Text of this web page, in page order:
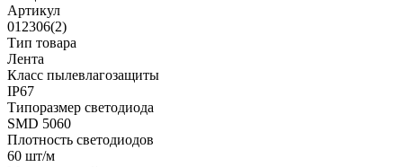
Артикул
012306(2)
Тип товара
Лента
Класс пылевлагозащиты
IP67
Типоразмер светодиода
SMD 5060
Плотность светодиодов
60 шт/м